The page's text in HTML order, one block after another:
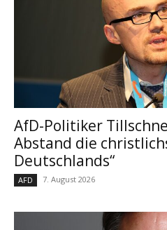
AfD-Politiker
Abstand die
Deutschlands“
AFD 7. August 2026